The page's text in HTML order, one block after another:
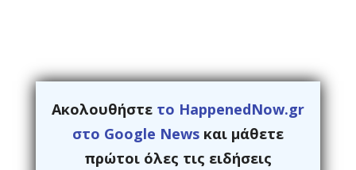
Ακολουθήστε το HappenedNow.gr
στο Google News και μάθετε
πρώτοι όλες τις ειδήσεις